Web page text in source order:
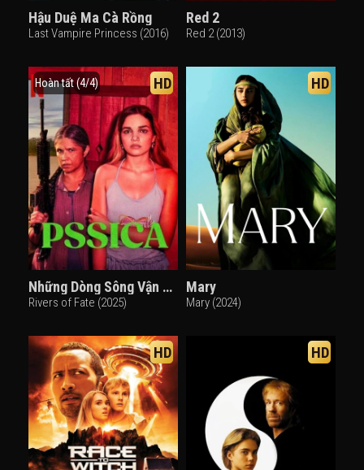
Hậu Duệ Ma Cà Rồng
Last Vampire Princess (2016)
Red 2
Red 2 (2013)
Hoàn tất (4/4) HD
Những Dòng Sông Vận Mệnh
Rivers of Fate (2025)
HD
Mary
Mary (2024)
HD HD